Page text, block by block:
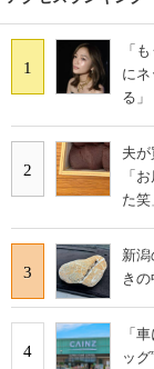
1
「
に
る」
2
夫
「
た
3
新
き
4
「
ッ